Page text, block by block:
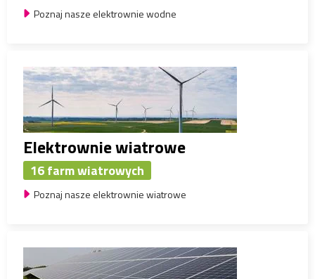
Poznaj nasze elektrownie wodne
Elektrownie wiatrowe
16 farm wiatrowych
Poznaj nasze elektrownie wiatrowe